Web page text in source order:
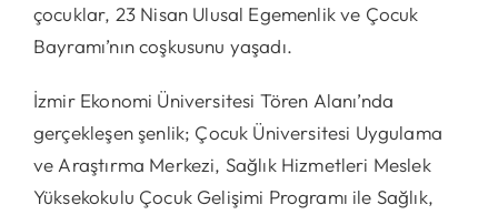
çocuklar, 23 Nisan Ulusal Egemenlik ve Çocuk
Bayramı’nın coşkusunu yaşadı.
İzmir Ekonomi Üniversitesi Tören Alanı’nda
gerçekleşen şenlik; Çocuk Üniversitesi Uygulama
ve Araştırma Merkezi, Sağlık Hizmetleri Meslek
Yüksekokulu Çocuk Gelişimi Programı ile Sağlık,